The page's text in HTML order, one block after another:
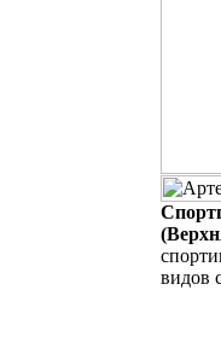
видов